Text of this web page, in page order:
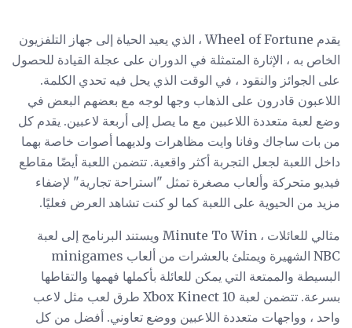
يقدم Wheel of Fortune ، الذي يعيد الحياة إلى جهاز التلفزيون
الخاص به ، الإثارة المتمثلة في الدوران على عجلة القيادة للحصول
على الجوائز والنقود ، في الوقت الذي يحل فيه تحدي الكلمة.
اللاعبون قادرون على الذهاب وجها لوجه مع بعضهم البعض في
وضع لعبة متعددة اللاعبين مع ما يصل إلى أربعة لاعبين. يقدم كل
من بات ساجاك وفانا وايت مظاهرات ولديهما أصوات خاصة بهما
داخل اللعبة لجعل التجربة أكثر واقعية. تتضمن اللعبة أيضًا مقاطع
فيديو متحركة وألعاب مصغرة تمثل "استراحة تجارية" لإضفاء
مزيد من الحيوية على اللعبة كما لو كنت تشاهد العرض فعليًا.
مثالي للعائلات ، Minute To Win ويستند البرنامج إلى لعبة
NBC الشهيرة ويمتلئ بالعشرات من ألعاب minigames
البسيطة والممتعة التي يمكن للعائلة بأكملها فهمها والتقاطها
بسرعة. تتضمن لعبة Xbox Kinect 10 طرق لعب مثل لاعب
واحد ، وواجهات متعددة اللاعبين ووضع تعاوني. أفضل من كل